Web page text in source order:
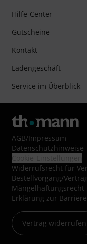
Hilfe-Center
Gutscheine
Kontakt
Ladengeschäft
Service im Überblick
AGB/Impressum
Datenschutzhinweise
Widerrufsrecht für
Bestellvorgang/
Mängelhaftungsrecht
Erklärung zur
Vertrag widerrufen